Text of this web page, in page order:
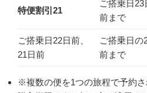
特便割引21
ご搭乗日23
前まで
ご搭乗日22日前、
21日前
ご搭乗日の
前まで
※複数の便を1つの旅程で予約